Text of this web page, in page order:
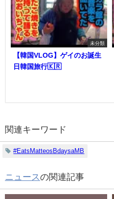
未分類
【韓国VLOG】ゲイのお誕生
日韓国旅行🇰🇷
関連キーワード
#EatsMatteosBdaysaMB
ニュース の関連記事